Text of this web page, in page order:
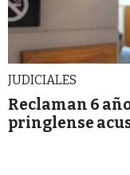
JUDICIALES
Reclaman 6
pringlense